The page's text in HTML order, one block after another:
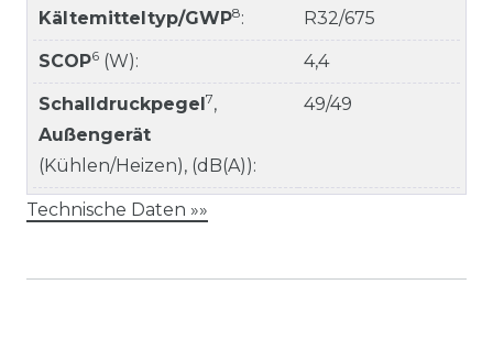
Kältemitteltyp/GWP8: R32/675
SCOP6 (W): 4,4
Schalldruckpegel 7,
Außengerät
(Kühlen/Heizen), (dB(A)):
49/49
Technische Daten »»